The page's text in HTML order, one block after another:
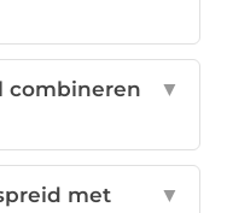
combineren
▼
met
▼